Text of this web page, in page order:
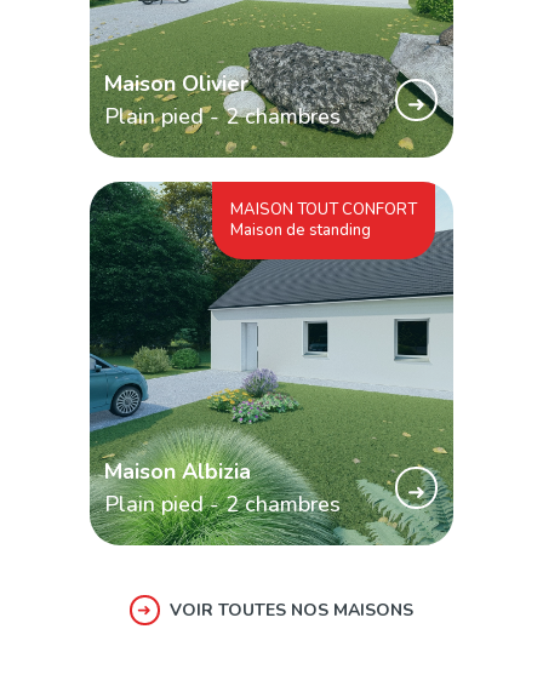
Maison Olivier
Plain pied - 2 chambres
➜
MAISON TOUT CONFORT
Maison de standing
Maison Albizia
Plain pied - 2 chambres
➜
➜ VOIR TOUTES NOS MAISONS